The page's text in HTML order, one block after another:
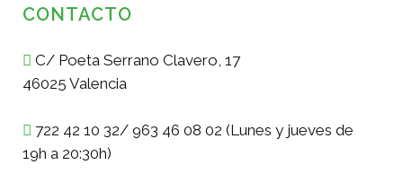
CONTACTO
C/ Poeta Serrano Clavero, 17
46025 Valencia
722 42 10 32/ 963 46 08 02 (Lunes y jueves de
19h a 20:30h)